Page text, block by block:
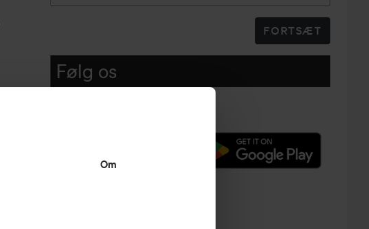
Om
FORTSÆT
Følg os